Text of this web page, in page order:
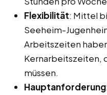
Flexibilität: Mittel
Seeheim-
Arbeitszeiten
Kernarbeitszeiten,
müssen.
Hauptanforderung